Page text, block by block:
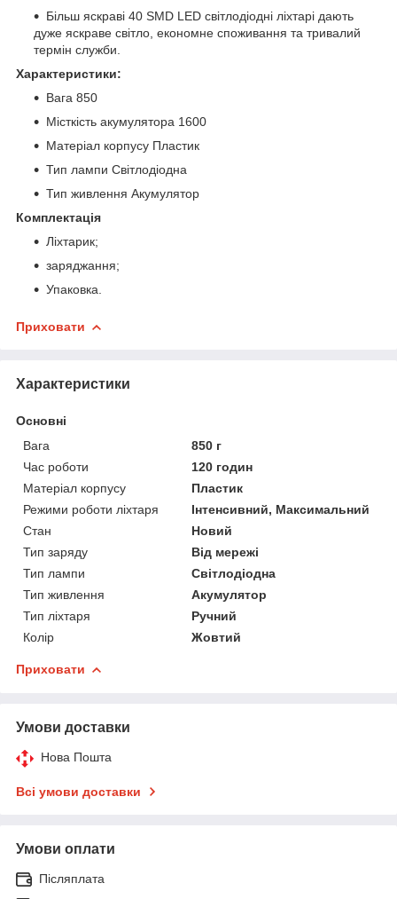
Більш яскраві 40 SMD LED світлодіодні ліхтарі дають
дуже яскраве світло, економне споживання та тривалий
термін служби.
Характеристики:
Вага 850
Місткість акумулятора 1600
Матеріал корпусу Пластик
Тип лампи Світлодіодна
Тип живлення Акумулятор
Комплектація
Ліхтарик;
заряджання;
Упаковка.
Приховати
Характеристики
Основні
Вага
850 г
Час роботи
120 годин
Матеріал корпусу
Пластик
Режими роботи ліхтаря
Інтенсивний, Максимальний
Стан
Новий
Тип заряду
Від мережі
Тип лампи
Світлодіодна
Тип живлення
Акумулятор
Тип ліхтаря
Ручний
Колір
Жовтий
Приховати
Умови доставки
Нова Пошта
Всі умови доставки
Умови оплати
Післяплата